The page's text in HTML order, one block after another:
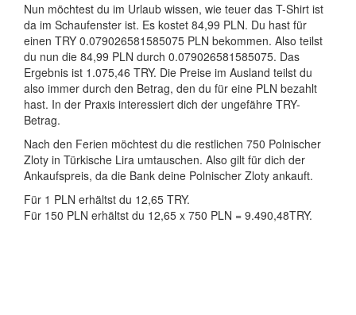
Nun möchtest du im Urlaub wissen, wie teuer das T-Shirt ist
da im Schaufenster ist. Es kostet 84,99 PLN. Du hast für
einen TRY 0.079026581585075 PLN bekommen. Also teilst
du nun die 84,99 PLN durch 0.079026581585075. Das
Ergebnis ist 1.075,46 TRY. Die Preise im Ausland teilst du
also immer durch den Betrag, den du für eine PLN bezahlt
hast. In der Praxis interessiert dich der ungefähre TRY-
Betrag.
Nach den Ferien möchtest du die restlichen 750 Polnischer
Zloty in Türkische Lira umtauschen. Also gilt für dich der
Ankaufspreis, da die Bank deine Polnischer Zloty ankauft.
Für 1 PLN erhältst du 12,65 TRY.
Für 150 PLN erhältst du 12,65 x 750 PLN = 9.490,48TRY.